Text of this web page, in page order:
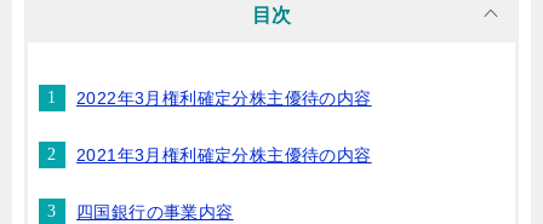
目次
2022年3月権利確定分株主優待の内容
2021年3月権利確定分株主優待の内容
四国銀行の事業内容